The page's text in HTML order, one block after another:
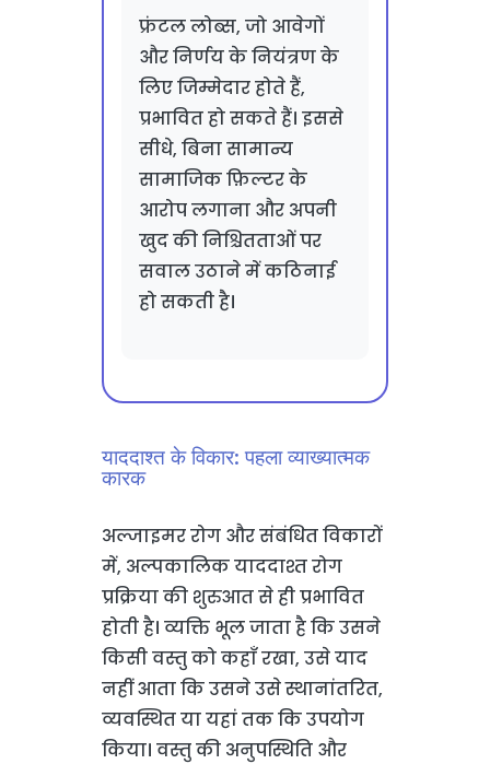
फ्रंटल लोब्स, जो आवेगों
और निर्णय के नियंत्रण के
लिए जिम्मेदार होते हैं,
प्रभावित हो सकते हैं। इससे
सीधे, बिना सामान्य
सामाजिक फ़िल्टर के
आरोप लगाना और अपनी
खुद की निश्चितताओं पर
सवाल उठाने में कठिनाई
हो सकती है।
याददाश्त के विकार: पहला व्याख्यात्मक
कारक
अल्जाइमर रोग और संबंधित विकारों
में, अल्पकालिक याददाश्त रोग
प्रक्रिया की शुरुआत से ही प्रभावित
होती है। व्यक्ति भूल जाता है कि उसने
किसी वस्तु को कहाँ रखा, उसे याद
नहीं आता कि उसने उसे स्थानांतरित,
व्यवस्थित या यहां तक कि उपयोग
किया। वस्तु की अनुपस्थिति और